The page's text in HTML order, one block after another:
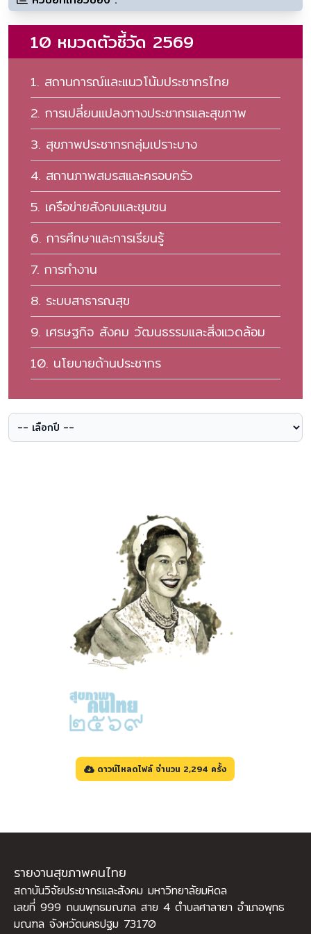
10 หมวดตัวชี้วัด 2569
1. สถานการณ์และแนวโน้มประชากรไทย
2. การเปลี่ยนแปลงทางประชากรและสุขภาพ
3. สุขภาพประชากรกลุ่มเปราะบาง
4. สถานภาพสมรสและครอบครัว
5. เครือข่ายสังคมและชุมชน
6. การศึกษาและการเรียนรู้
7. การทํางาน
8. ระบบสาธารณสุข
9. เศรษฐกิจ สังคม วัฒนธรรมและสิ่งแวดล้อม
10. นโยบายด้านประชากร
ดาวน์โหลดไฟล์ จำนวน 2,294 ครั้ง
รายงานสุขภาพคนไทย
สถาบันวิจัยประชากรและสังคม มหาวิทยาลัยมหิดล
เลขที่ 999 ถนนพุทธมณฑล สาย 4 ตำบลศาลายา อำเภอพุทธ
มณฑล จังหวัดนครปฐม 73170